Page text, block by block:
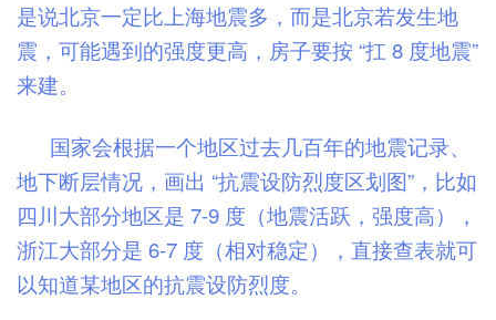
是说北京一定比上海地震多，而是北京若发生地
震，可能遇到的强度更高，房子要按 “扛 8 度地震”
来建。
国家会根据一个地区过去几百年的地震记录、
地下断层情况，画出 “抗震设防烈度区划图”，比如
四川大部分地区是 7-9 度（地震活跃，强度高），
浙江大部分是 6-7 度（相对稳定），直接查表就可
以知道某地区的抗震设防烈度。